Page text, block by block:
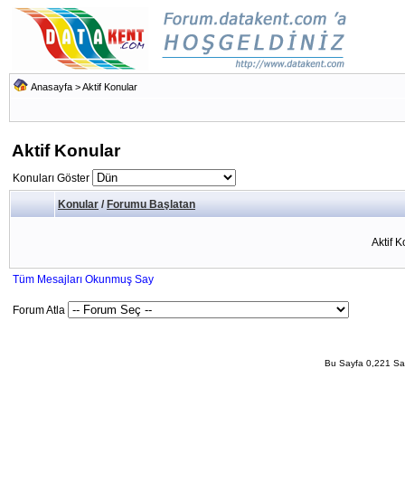
Anasayfa >Aktif Konular
Aktif Konular
Konuları Göster
Konular / Forumu Başlatan
Aktif
Tüm Mesajları Okunmuş Say
Forum Atla
Bu Sayfa 0,221